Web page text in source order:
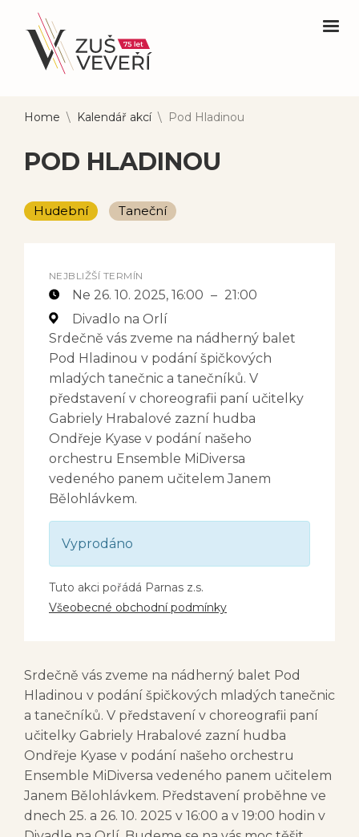
Home \ Kalendář akcí \ Pod Hladinou
POD HLADINOU
Hudební Taneční
NEJBLIŽŠÍ TERMÍN
Ne 26. 10. 2025, 16:00 – 21:00
Divadlo na Orlí
Srdečně vás zveme na nádherný balet
Pod Hladinou v podání špičkových
mladých tanečnic a tanečníků. V
představení v choreografii paní učitelky
Gabriely Hrabalové zazní hudba
Ondřeje Kyase v podání našeho
orchestru Ensemble MiDiversa
vedeného panem učitelem Janem
Bělohlávkem.
Vyprodáno
Tuto akci pořádá Parnas z.s.
Všeobecné obchodní podmínky
Srdečně vás zveme na nádherný balet Pod
Hladinou v podání špičkových mladých tanečnic
a tanečníků. V představení v choreografii paní
učitelky Gabriely Hrabalové zazní hudba
Ondřeje Kyase v podání našeho orchestru
Ensemble MiDiversa vedeného panem učitelem
Janem Bělohlávkem. Představení proběhne ve
dnech 25. a 26. 10. 2025 v 16:00 a v 19:00 hodin v